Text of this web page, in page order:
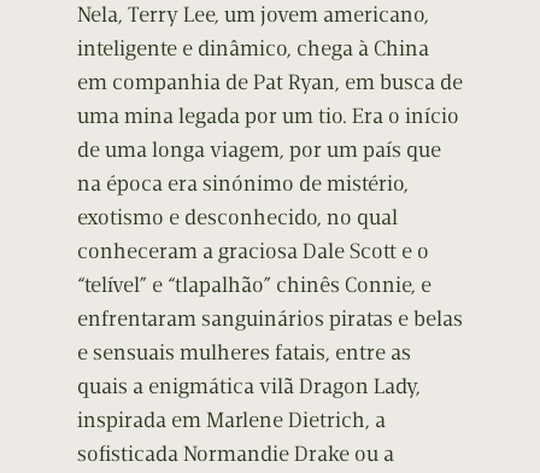
Nela, Terry Lee, um jovem americano,
inteligente e dinâmico, chega à China
em companhia de Pat Ryan, em busca de
uma mina legada por um tio. Era o início
de uma longa viagem, por um país que
na época era sinónimo de mistério,
exotismo e desconhecido, no qual
conheceram a graciosa Dale Scott e o
“telível” e “tlapalhão” chinês Connie, e
enfrentaram sanguinários piratas e belas
e sensuais mulheres fatais, entre as
quais a enigmática vilã Dragon Lady,
inspirada em Marlene Dietrich, a
sofisticada Normandie Drake ou a